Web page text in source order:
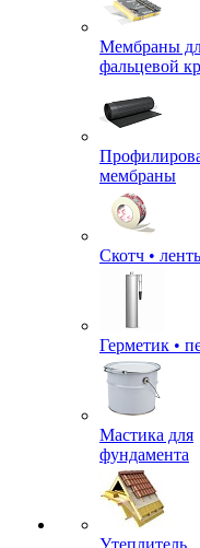
Мембраны
фальцевой
мембраны
Скотч •
Герметик •
Мастика для
фундамента
Утеплитель